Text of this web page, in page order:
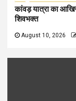
कांवड़ यात्रा का
शिवभक्त
August 10, 2026